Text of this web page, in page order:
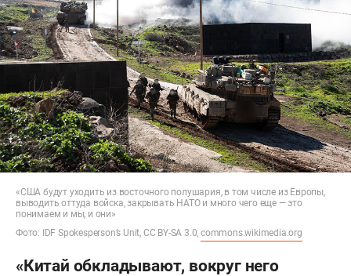
«США будут уходить из восточного полушария, в том числе из Европы,
выводить оттуда войска, закрывать НАТО и много чего еще — это
понимаем и мы, и они»
Фото: IDF Spokesperson’s Unit, CC BY-SA 3.0,commons.wikimedia.org
«Китай обкладывают, вокруг него